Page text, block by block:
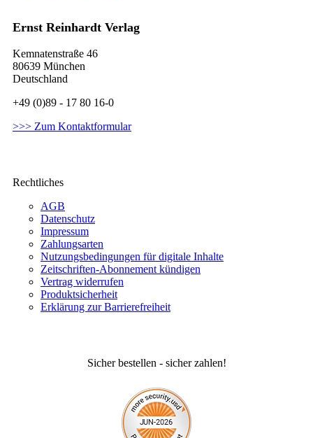
Ernst Reinhardt Verlag
Kemnatenstraße 46
80639 München
Deutschland
+49 (0)89 - 17 80 16-0
>>> Zum Kontaktformular
Rechtliches
AGB
Datenschutz
Impressum
Zahlungsarten
Nutzungsbedingungen für digitale Inhalte
Zeitschriften-Abonnement kündigen
Vertrag widerrufen
Produktsicherheit
Erklärung zur Barrierefreiheit
Sicher bestellen - sicher zahlen!